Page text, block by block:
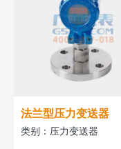
法兰型压力变送器
类别： 压力变送器